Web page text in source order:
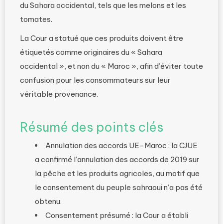
du Sahara occidental, tels que les melons et les
tomates.
La Cour a statué que ces produits doivent être
étiquetés comme originaires du « Sahara
occidental », et non du « Maroc », afin d’éviter toute
confusion pour les consommateurs sur leur
véritable provenance.
Résumé des points clés
Annulation des accords UE-Maroc : la CJUE
a confirmé l’annulation des accords de 2019 sur
la pêche et les produits agricoles, au motif que
le consentement du peuple sahraoui n’a pas été
obtenu.
Consentement présumé : la Cour a établi